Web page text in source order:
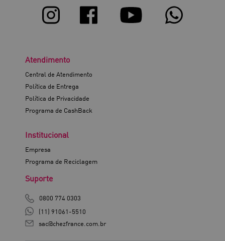
Atendimento
Central de Atendimento
Política de Entrega
Política de Privacidade
Programa de CashBack
Institucional
Empresa
Programa de Reciclagem
Suporte
0800 774 0303
(11) 91061-5510
sac@chezfrance.com.br